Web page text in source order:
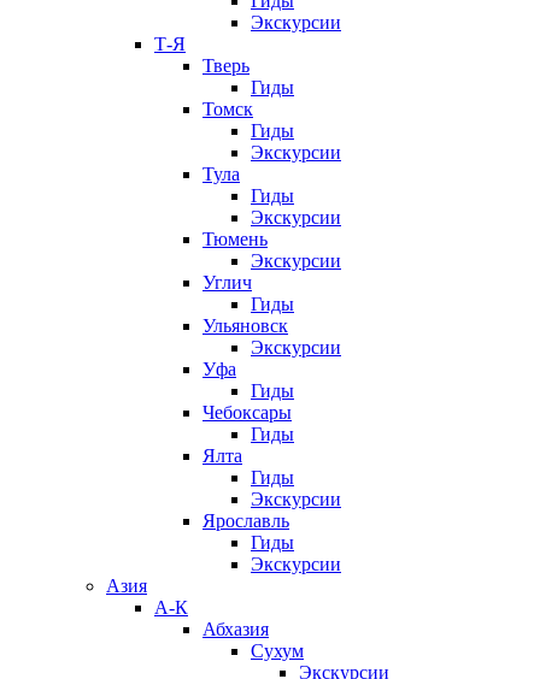
Экскурсии
Т-Я
Тверь
Гиды
Томск
Гиды
Экскурсии
Тула
Гиды
Экскурсии
Тюмень
Экскурсии
Углич
Гиды
Ульяновск
Экскурсии
Уфа
Гиды
Чебоксары
Гиды
Ялта
Гиды
Экскурсии
Ярославль
Гиды
Экскурсии
Азия
А-К
Абхазия
Сухум
Экскурсии